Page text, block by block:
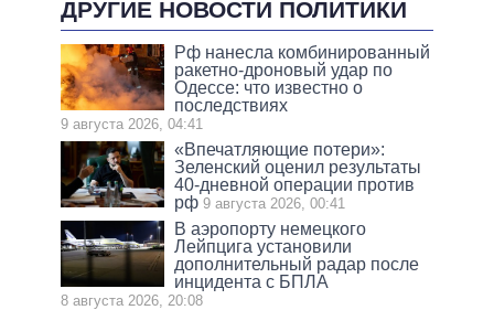
ДРУГИЕ НОВОСТИ ПОЛИТИКИ
Рф нанесла комбинированный
ракетно-дроновый удар по
Одессе: что известно о
последствиях
9 августа 2026, 04:41
«Впечатляющие потери»:
Зеленский оценил результаты
40-дневной операции против
рф 9 августа 2026, 00:41
В аэропорту немецкого
Лейпцига установили
дополнительный радар после
инцидента с БПЛА
8 августа 2026, 20:08